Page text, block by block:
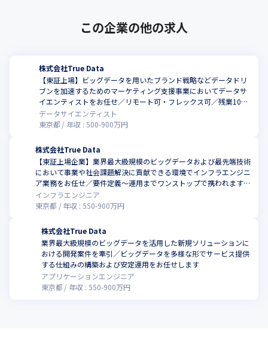
この企業の他の求人
株式会社True Data
【東証上場】ビッグデータを用いたブランド戦略などデータドリ
ブンを加速するためのマーケティング支援事業においてデータサ
イエンティストをお任せ／リモート可・フレックス可／残業10時
間未満
データサイエンティスト
東京都
年収 : 500-900万円
株式会社True Data
【東証上場企業】業界最大級規模のビッグデータおよび最先端技術
において事業や社会課題解決に貢献できる環境でインフラエンジニ
ア業務をお任せ／要件定義～運用までワンストップで携われます／
リモート・フレックスス可／残業10時間
インフラエンジニア
東京都
年収 : 550-900万円
株式会社True Data
業界最大級規模のビッグデータを活用した新規ソリューションに
おける開発案件を牽引／ビッグデータを多様な形でサービス提供
する仕組みの構築および安定運用をお任せします
アプリケーションエンジニア
東京都
年収 : 550-900万円